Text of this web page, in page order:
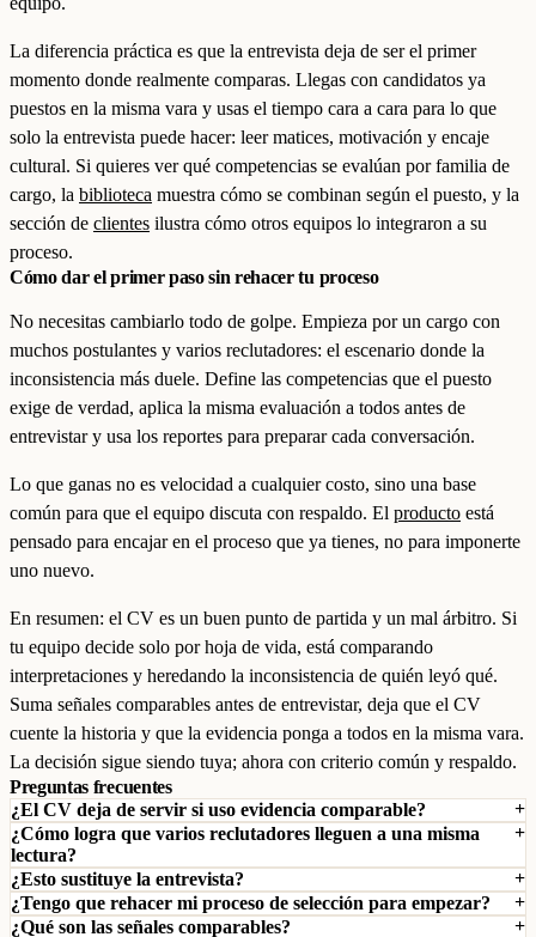
La diferencia práctica es que la entrevista deja de ser el primer
momento donde realmente comparas. Llegas con candidatos ya
puestos en la misma vara y usas el tiempo cara a cara para lo que
solo la entrevista puede hacer: leer matices, motivación y encaje
cultural. Si quieres ver qué competencias se evalúan por familia de
cargo, la biblioteca muestra cómo se combinan según el puesto, y la
sección de clientes ilustra cómo otros equipos lo integraron a su
proceso.
Cómo dar el primer paso sin rehacer tu proceso
No necesitas cambiarlo todo de golpe. Empieza por un cargo con
muchos postulantes y varios reclutadores: el escenario donde la
inconsistencia más duele. Define las competencias que el puesto
exige de verdad, aplica la misma evaluación a todos antes de
entrevistar y usa los reportes para preparar cada conversación.
Lo que ganas no es velocidad a cualquier costo, sino una base
común para que el equipo discuta con respaldo. El producto está
pensado para encajar en el proceso que ya tienes, no para imponerte
uno nuevo.
En resumen: el CV es un buen punto de partida y un mal árbitro. Si
tu equipo decide solo por hoja de vida, está comparando
interpretaciones y heredando la inconsistencia de quién leyó qué.
Suma señales comparables antes de entrevistar, deja que el CV
cuente la historia y que la evidencia ponga a todos en la misma vara.
La decisión sigue siendo tuya; ahora con criterio común y respaldo.
Preguntas frecuentes
¿El CV deja de servir si uso evidencia comparable?
¿Cómo logra que varios reclutadores lleguen a una misma
lectura?
¿Esto sustituye la entrevista?
¿Tengo que rehacer mi proceso de selección para empezar?
¿Qué son las señales comparables?